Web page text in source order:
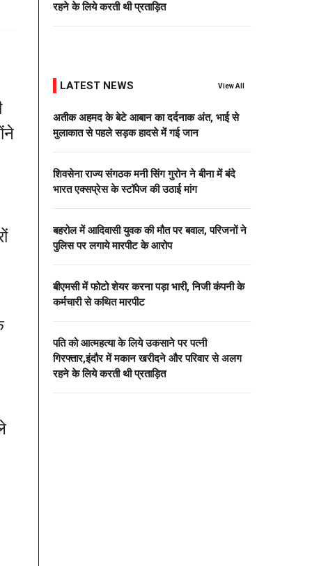
रहने के लिये करती थी प्रताड़ित
LATEST NEWS View All
अतीक अहमद के बेटे आबान का दर्दनाक अंत, भाई से
मुलाकात से पहले सड़क हादसे में गई जान
शिवसेना राज्य संगठक मनी सिंग गुरोन ने बीना में बंदे
भारत एक्सप्रेस के स्टॉपेज की उठाई मांग
बहरोल में आदिवासी युवक की मौत पर बवाल, परिजनों ने
पुलिस पर लगाये मारपीट के आरोप
बीएमसी में फोटो शेयर करना पड़ा भारी, निजी कंपनी के
कर्मचारी से कथित मारपीट
पति को आत्महत्या के लिये उकसाने पर पत्नी
गिरफ्तार,इंदौर में मकान खरीदने और परिवार से अलग
रहने के लिये करती थी प्रताड़ित